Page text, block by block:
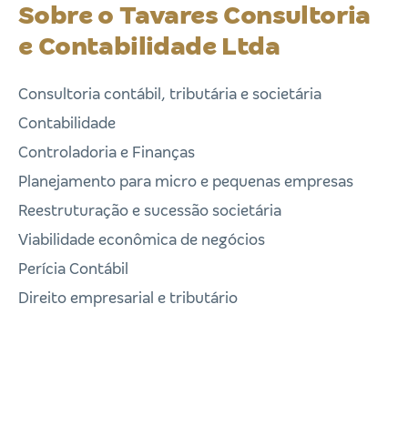
Sobre o Tavares Consultoria
e Contabilidade Ltda
Consultoria contábil, tributária e societária
Contabilidade
Controladoria e Finanças
Planejamento para micro e pequenas empresas
Reestruturação e sucessão societária
Viabilidade econômica de negócios
Perícia Contábil
Direito empresarial e tributário